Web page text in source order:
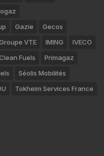
Gazie
Gecos
VTE IMING
IVECO
Fuels
Primagaz
Séolis Mobilités
Tokheim Services France